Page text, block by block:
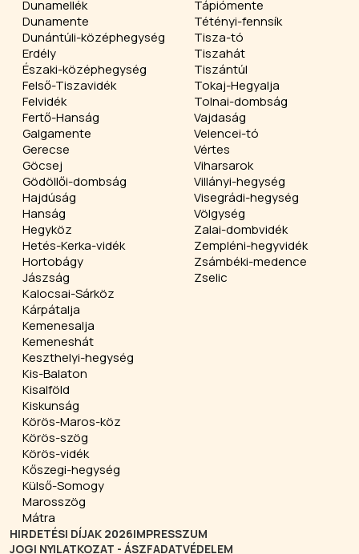
Dunamellék
Dunamente
Dunántúli-középhegység
Erdély
Északi-középhegység
Felső-Tiszavidék
Felvidék
Fertő-Hanság
Galgamente
Gerecse
Göcsej
Gödöllői-dombság
Hajdúság
Hanság
Hegyköz
Hetés-Kerka-vidék
Hortobágy
Jászság
Kalocsai-Sárköz
Kárpátalja
Kemenesalja
Kemeneshát
Keszthelyi-hegység
Kis-Balaton
Kisalföld
Kiskunság
Körös-Maros-köz
Körös-szög
Körös-vidék
Kőszegi-hegység
Külső-Somogy
Marosszög
Mátra
Tápiómente
Tétényi-fennsík
Tisza-tó
Tiszahát
Tiszántúl
Tokaj-Hegyalja
Tolnai-dombság
Vajdaság
Velencei-tó
Vértes
Viharsarok
Villányi-hegység
Visegrádi-hegység
Völgység
Zalai-dombvidék
Zempléni-hegyvidék
Zsámbéki-medence
Zselic
HIRDETÉSI DÍJAK 2026IMPRESSZUM
JOGI NYILATKOZAT - ÁSZFADATVÉDELEM